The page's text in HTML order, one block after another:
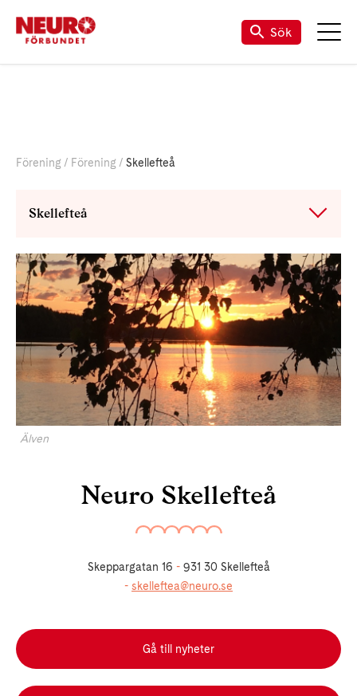
Sök
Förening Förening Skellefteå
Skellefteå
Älven
Neuro Skellefteå
Skeppargatan 16 - 931 30 Skellefteå
- skelleftea@neuro.se
Gå till nyheter